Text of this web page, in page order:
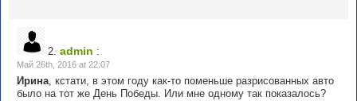
2. admin :
Май 26th, 2016 at 22:07
Ирина, кстати, в этом году как-то поменьше разрисованных авто
было на тот же День Победы. Или мне одному так показалось?